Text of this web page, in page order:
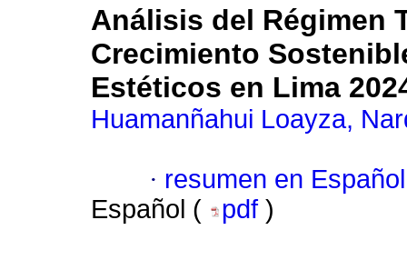
Análisis del Régimen
Crecimiento
Estéticos en Lima
Huamanñahui Loayza,
· resumen en Español
Español (
pdf )